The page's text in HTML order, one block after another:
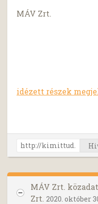
MÁV Zrt.
idézett részek
MÁV Zrt.
Zrt. 2020. október